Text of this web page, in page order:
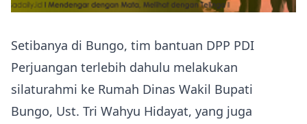
Setibanya di Bungo, tim bantuan DPP PDI
Perjuangan terlebih dahulu melakukan
silaturahmi ke Rumah Dinas Wakil Bupati
Bungo, Ust. Tri Wahyu Hidayat, yang juga